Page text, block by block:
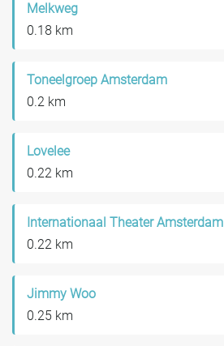
Melkweg
0.18 km
Toneelgroep Amsterdam
0.2 km
Lovelee
0.22 km
Internationaal Theater Amsterdam
0.22 km
Jimmy Woo
0.25 km